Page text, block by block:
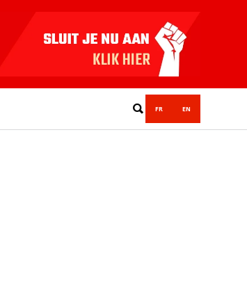
FR EN